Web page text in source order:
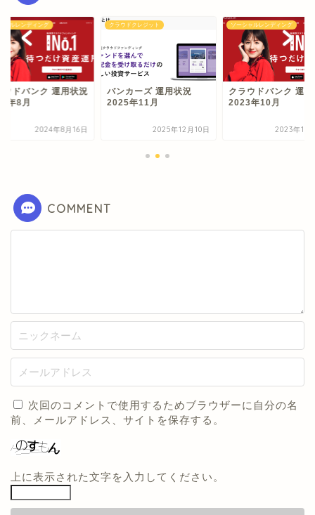
ャルレンディング
ウドバンク 運用状況
年8月
2024年8月16日
クラウドクレジット
バンカーズ 運用状況
2025年11月
2025年12月10日
ソーシャルレンディング
クラウドバンク 運
2023年10月
2023年10
COMMENT
次回のコメントで使用するためブラウザーに自分の名
前、メールアドレス、サイトを保存する。
上に表示された文字を入力してください。